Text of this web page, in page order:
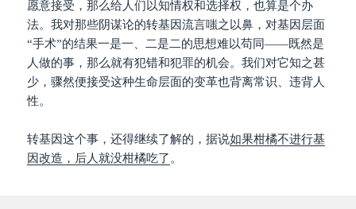
愿意接受，那么给人们以知情权和选择权，也算是个办
法。我对那些阴谋论的转基因流言嗤之以鼻，对基因层面
“手术”的结果一是一、二是二的思想难以苟同——既然是
人做的事，那么就有犯错和犯罪的机会。我们对它知之甚
少，骤然便接受这种生命层面的变革也背离常识、违背人
性。
转基因这个事，还得继续了解的，据说如果柑橘不进行基
因改造，后人就没柑橘吃了。